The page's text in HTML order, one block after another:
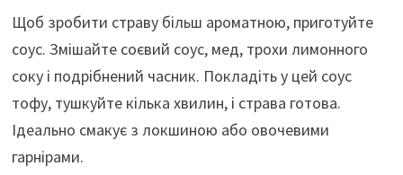
Щоб зробити страву більш ароматною, приготуйте
соус. Змішайте соєвий соус, мед, трохи лимонного
соку і подрібнений часник. Покладіть у цей соус
тофу, тушкуйте кілька хвилин, і страва готова.
Ідеально смакує з локшиною або овочевими
гарнірами.